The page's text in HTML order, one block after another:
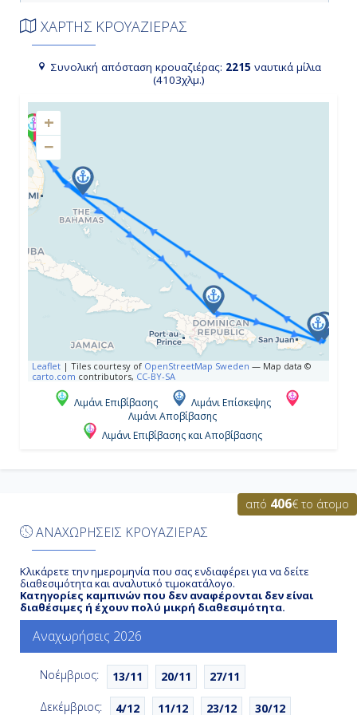
Πουέρτο Πλάτα, Δομινικανή
9:00
16:00
Ημέρα 5η
Τόρτολα, Βρετανικές Παρθένοι
Νήσοι
6:45
Εν Πλω
-
Γκρέϊτ Στίρουπ Κέϊ, Μπαχάμες
10:00
ΧΑΡΤΗΣ ΚΡΟΥΑΖΙΕΡΑΣ
Συνολική απόσταση κρουαζιέρας: 2215 ναυτικά μίλια
(4103χλμ.)
+
−
Leaflet | Tiles courtesy of OpenStreetMap Sweden — Map data ©
carto.com contributors, CC-BY-SA
Λιμάνι Επιβίβασης
Λιμάνι Επίσκεψης
Λιμάνι Αποβίβασης
Λιμάνι Επιβίβασης και Αποβίβασης
ΑΝΑΧΩΡΗΣΕΙΣ ΚΡΟΥΑΖΙΕΡΑΣ
από 406€ το άτομο
Κλικάρετε την ημερομηνία που σας ενδιαφέρει για να δείτε
διαθεσιμότητα και αναλυτικό τιμοκατάλογο.
Κατηγορίες καμπινών που δεν αναφέρονται δεν είναι
διαθέσιμες ή έχουν πολύ μικρή διαθεσιμότητα.
Αναχωρήσεις 2026
Νοέμβριος: 13/11 20/11
27/11
Δεκέμβριος:
4/12 11/12 23/12 30/12